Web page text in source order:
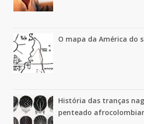
O mapa da América do
História das tranças
penteado